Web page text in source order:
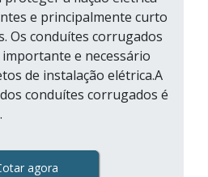
e principalmente curto
Os conduítes corrugados
e necessário
de instalação elétrica.A
conduítes corrugados é
agora